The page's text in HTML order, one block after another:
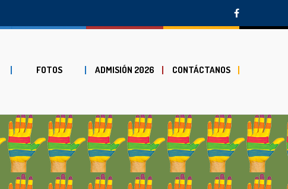
FOTOS ADMISIÓN 2026 CONTÁCTANOS